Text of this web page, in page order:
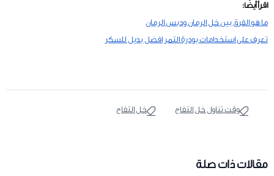
اقرأ أيضًا:
ما هو الفرق بين خل الرمان ودبس الرمان
تعرف على استخدامات بودرة التمر افضل بديل للسكر
وقت تناول خل التفاح خل التفاح
مقالات ذات صلة